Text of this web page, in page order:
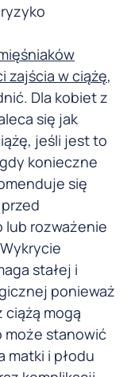
zajścia w ciążę,
Dla kobiet z
się jak
jeśli jest to
konieczne
się
lub rozważenie
stałej i
ponieważ
mogą
może stanowić
matki i płodu